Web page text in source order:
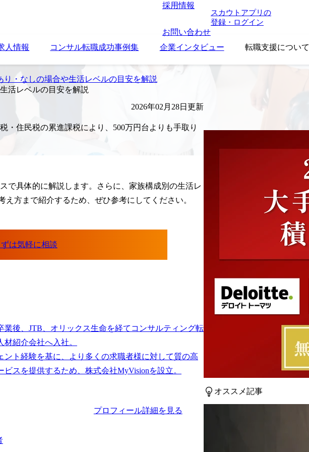
採用情報
お問い合わせ
スカウトアプリの
登録・ログイン
人情報 コンサル転職成功事例集 企業インタビュー 転職支援について
・なしの場合や生活レベルの目安を解説
活レベルの目安を解説
2026年02月28日更新
・住民税の累進課税により、500万円台よりも手取り
で具体的に解説します。さらに、家族構成別の生活レ
方まで紹介するため、ぜひ参考にしてください。
業後、JTB、オリックス生命を経てコンサルティング転
材紹介会社へ入社。
ント経験を基に、より多くの求職者様に対して質の高
プロフィール詳細を見る
オススメ記事